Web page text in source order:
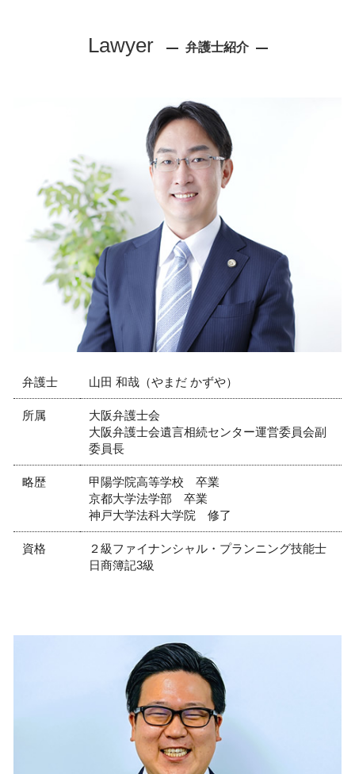
債権回収の流れ
顧問弁護士 メリット
問題社員 辞めさせ方
ハラスメント 仕事
労働審判 異議
ベンチャー 弁護士
パワハラ 会社 対応
パワハラ 懲戒処分
予防法務 弁護士
債権回収 会社 取立て
相続 弁護士 相談 芦屋市
相続 弁護士 相談 大阪市
労働問題 弁護士 相談 大阪市
労働問題 弁護士 相談 西宮市
相続 弁護士 相談 尼崎市
リーガルチェック 弁護士 相談 大阪市
不動産トラブル 弁護士 相談 西宮市
企業法務 弁護士 相談 芦屋市
債権回収 弁護士 相談 芦屋市
企業法務 弁護士 相談 尼崎市
離婚 弁護士 相談 西宮市
労働問題 弁護士 相談 芦屋市
不動産トラブル 弁護士 相談 尼崎市
交通事故 弁護士 相談 大阪市
リーガルチェック 弁護士 相談 尼崎市
Lawyer 弁護士紹介
弁護士 山田 和哉（やまだ かずや）
所属
大阪弁護士会
大阪弁護士会遺言相続センター運営委員会副
委員長
略歴
甲陽学院高等学校 卒業
京都大学法学部 卒業
神戸大学法科大学院 修了
資格
２級ファイナンシャル・プランニング技能士
日商簿記3級